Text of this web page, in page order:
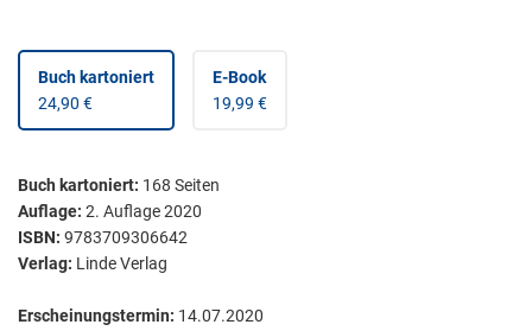
Buch kartoniert
24,90 €
E-Book
19,99 €
Buch kartoniert: 168 Seiten
Auflage: 2. Auflage 2020
ISBN: 9783709306642
Verlag: Linde Verlag
Erscheinungstermin: 14.07.2020